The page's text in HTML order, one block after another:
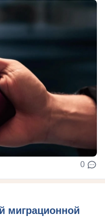
0
миграционной